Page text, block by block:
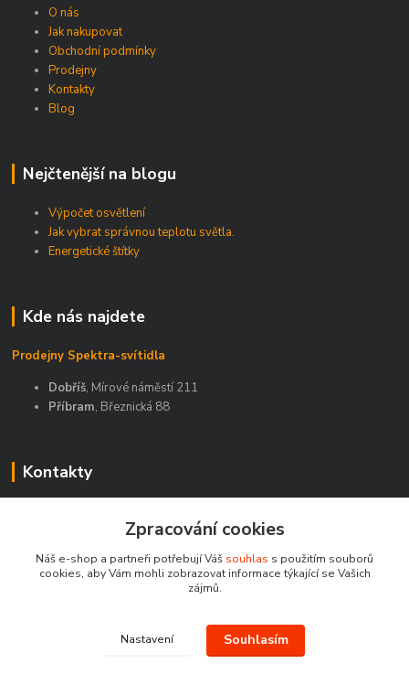
O nás
Jak nakupovat
Obchodní podmínky
Prodejny
Kontakty
Blog
Nejčtenější na blogu
Výpočet osvětlení
Jak vybrat správnou teplotu světla.
Energetické štítky
Kde nás najdete
Prodejny Spektra-svítidla
Dobříš, Mírové náměstí 211
Příbram, Březnická 88
Kontakty
+420 603 811 188
spektra-svitidla@seznam.cz
Zpracování cookies
Náš e-shop a partneři potřebují Váš souhlas s použitím souborů
cookies, aby Vám mohli zobrazovat informace týkající se Vašich
zájmů.
Nastavení Souhlasím